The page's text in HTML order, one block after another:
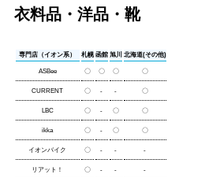
衣料品・洋品・靴
専門店（イオン系） 札幌 函館 旭川 北海道(その他)
ASBee 〇 〇 〇 〇
CURRENT 〇 - - 〇
LBC 〇 - 〇 〇
ikka 〇 - 〇 〇
イオンバイク 〇 - - -
リアット！ 〇 - - -